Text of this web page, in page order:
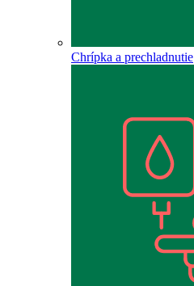
Chrípka a prechladnutie